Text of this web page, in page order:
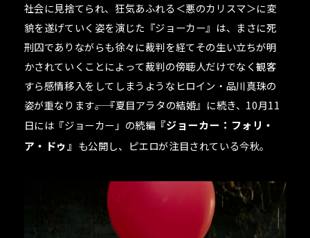
社会に見捨てられ、狂気あふれる＜悪のカリスマ＞に変
貌を遂げていく姿を演じた『ジョーカー』は、まさに死
刑囚でありながらも徐々に裁判を経てその生い立ちが明
かされていくことによって裁判の傍聴人だけでなく観客
すら感情移入をしてしまうようなヒロイン・品川真珠の
姿が重なります――。『夏目アラタの結婚』に続き、10月11
日には『ジョーカー」の続編 『ジョーカー：フォリ・
ア・ドゥ』 も公開し、ピエロが注目されている今秋。